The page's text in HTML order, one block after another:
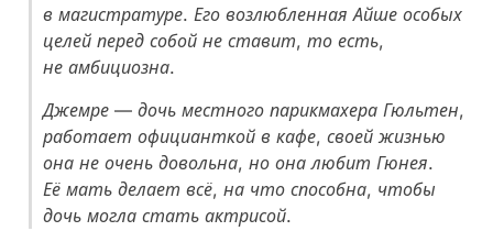
в магистратуре. Его возлюбленная Айше особых
целей перед собой не ставит, то есть,
не амбициозна.
Джемре — дочь местного парикмахера Гюльтен,
работает официанткой в кафе, своей жизнью
она не очень довольна, но она любит Гюнея.
Её мать делает всё, на что способна, чтобы
дочь могла стать актрисой.